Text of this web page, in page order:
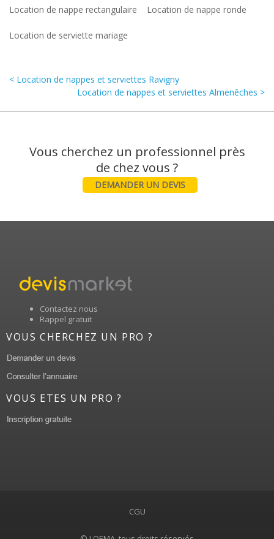
Location de nappe rectangulaire Location de nappe ronde
Location de serviette mariage
< Location de nappes et serviettes Ravigny
Location de nappes et serviettes Almenêches >
Vous cherchez un professionnel près
DEMANDER UN DEVIS
Contactez nous
Rappel gratuit
VOUS CHERCHEZ UN PRO ?
VOUS ETES UN PRO ?
CGU